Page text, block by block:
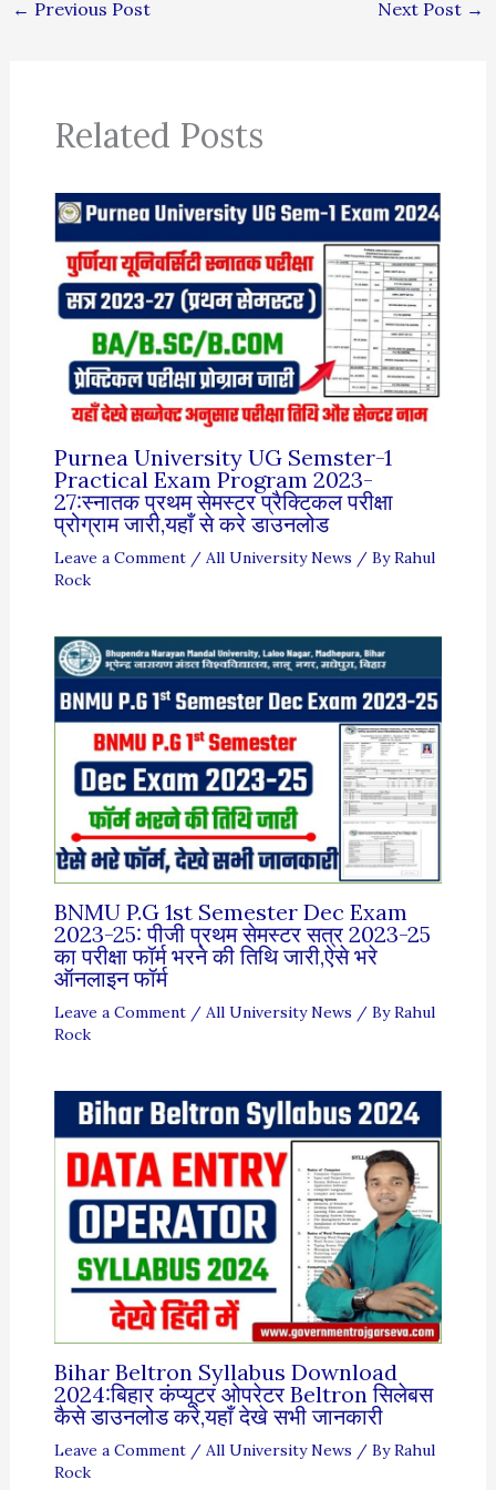
← Previous Post Next Post →
Related Posts
Purnea University UG Semster-1
Practical Exam Program 2023-
27:स्नातक प्रथम सेमस्टर प्रैक्टिकल परीक्षा
प्रोग्राम जारी,यहाँ से करे डाउनलोड
Leave a Comment / All University News / ByRahul
Rock
BNMU P.G 1st Semester Dec Exam
2023-25: पीजी प्रथम सेमस्टर सत्र 2023-25
का परीक्षा फॉर्म भरने की तिथि जारी,ऐसे भरे
ऑनलाइन फॉर्म
Leave a Comment / All University News / ByRahul
Rock
Bihar Beltron Syllabus Download
2024:बिहार कंप्यूटर ओपरेटर Beltron सिलेबस
कैसे डाउनलोड करे,यहाँ देखे सभी जानकारी
Leave a Comment / All University News / ByRahul
Rock